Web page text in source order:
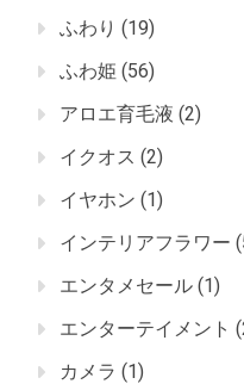
ふわり (19)
ふわ姫 (56)
アロエ育毛液 (2)
イクオス (2)
イヤホン (1)
インテリアフラワー
エンタメセール (1)
エンターテイメント
カメラ (1)